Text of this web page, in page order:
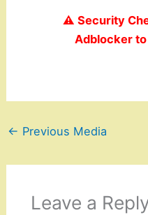
⚠️ Security
Adblocker
← Previous Media
Leave a